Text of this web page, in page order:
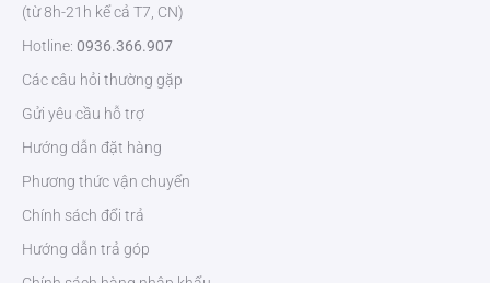
chắn, tăng tính thẩm mỹ và độ bền.
Tương thích rộng: Tương thích với các thiết bị như khóa cửa,
cảm biến, nút exit, hệ thống cảnh báo
(từ 8h-21h kể cả T7, CN)
Hotline: 0936.366.907
Các câu hỏi thường gặp
Gửi yêu cầu hỗ trợ
Hướng dẫn đặt hàng
Phương thức vận chuyển
Chính sách đổi trả
Hướng dẫn trả góp